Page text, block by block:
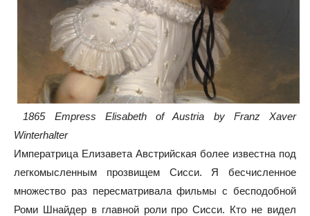
1865 Empress Elisabeth of Austria by Franz Xaver
Winterhalter
Императрица Елизавета Австрийская более известна под
легкомысленным прозвищем Сисси. Я бесчисленное
множество раз пересматривала фильмы с бесподобной
Роми Шнайдер в главной роли про Сисси. Кто не видел